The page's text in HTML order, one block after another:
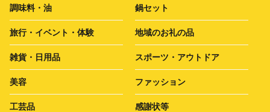
調味料・油 鍋セット
旅行・イベント・体験 地域のお礼の品
雑貨・日用品 スポーツ・アウトドア
美容 ファッション
工芸品 感謝状等